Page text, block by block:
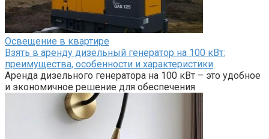
Освещение в квартире
Взять в аренду дизельный генератор на 100 кВт:
преимущества, особенности и характеристики
Аренда дизельного генератора на 100 кВт – это удобное
и экономичное решение для обеспечения